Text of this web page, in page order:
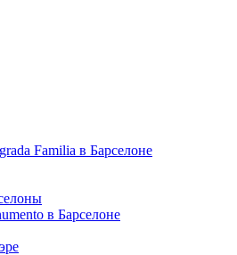
Familia в Барселоне
в Барселоне